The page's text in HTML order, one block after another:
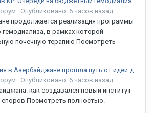
· Опубликовано: 6 часов назад
продолжается реализация программы
в рамках которой
почечную терапию Посмотреть
· Опубликовано: 6 часов назад
как создавался новый институт
Посмотреть полностью.